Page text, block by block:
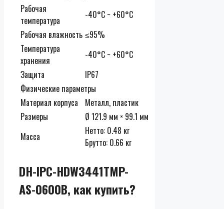
Рабочая
температура
-40°C ~ +60°C
Рабочая влажность ≤95%
Температура
хранения
-40°C ~ +60°C
Защита
IP67
Физические параметры
Материал корпуса
Металл, пластик
Размеры
Ø 121.9 мм × 99.1 мм
Масса
Нетто: 0.48 кг
Брутто: 0.66 кг
DH-IPC-HDW3441TMP-
AS-0600B, как купить?